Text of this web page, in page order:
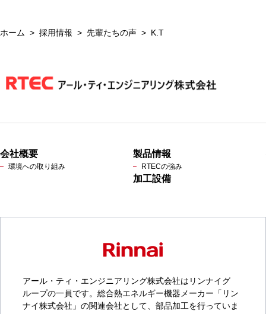
ホーム 採用情報 先輩たちの声 K.T
会社概要
環境への取り組み
製品情報
RTECの強み
加工設備
アール・ティ・エンジニアリング株式会社はリンナイグ
ループの一員です。総合熱エネルギー機器メーカー「リン
ナイ株式会社」の関連会社として、部品加工を行っていま